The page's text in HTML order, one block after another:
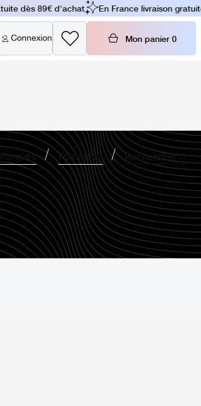
Connexion Mon panier 0
Formation Rechercher
dès 89€ d'achat En France livraison gratuite